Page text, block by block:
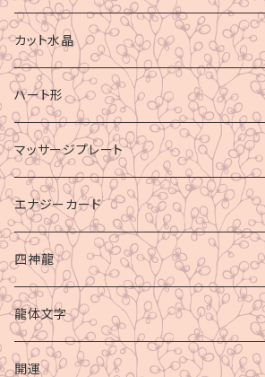
カット水晶
ハート形
マッサージプレート
エナジーカード
四神龍
龍体文字
開運